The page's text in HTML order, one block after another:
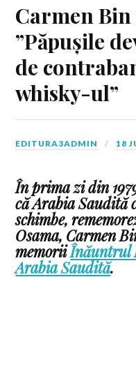
Carmen Bin
”Păpușile
de
whisky-ul”
EDITURA3ADMIN 18
În prima zi din
că Arabia Saudită
schimbe,
Osama, Carmen
memoriiÎnăuntrul
Arabia Saudită.